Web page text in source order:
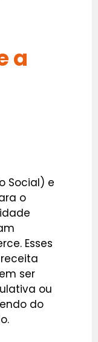
a
Social) e
o
Esses
ser
ou
do